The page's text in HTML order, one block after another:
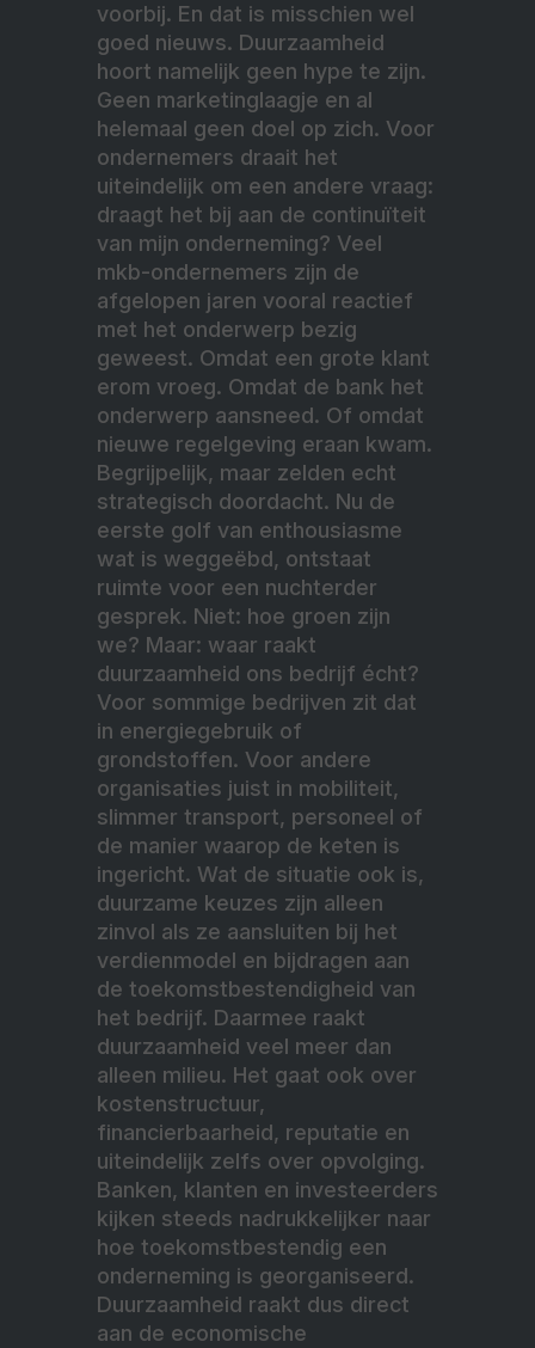
voorbij. En dat is misschien wel
goed nieuws. Duurzaamheid
hoort namelijk geen hype te zijn.
Geen marketinglaagje en al
helemaal geen doel op zich. Voor
ondernemers draait het
uiteindelijk om een andere vraag:
draagt het bij aan de continuïteit
van mijn onderneming? Veel
mkb-ondernemers zijn de
afgelopen jaren vooral reactief
met het onderwerp bezig
geweest. Omdat een grote klant
erom vroeg. Omdat de bank het
onderwerp aansneed. Of omdat
nieuwe regelgeving eraan kwam.
Begrijpelijk, maar zelden echt
strategisch doordacht. Nu de
eerste golf van enthousiasme
wat is weggeëbd, ontstaat
ruimte voor een nuchterder
gesprek. Niet: hoe groen zijn
we? Maar: waar raakt
duurzaamheid ons bedrijf écht?
Voor sommige bedrijven zit dat
in energiegebruik of
grondstoffen. Voor andere
organisaties juist in mobiliteit,
slimmer transport, personeel of
de manier waarop de keten is
ingericht. Wat de situatie ook is,
duurzame keuzes zijn alleen
zinvol als ze aansluiten bij het
verdienmodel en bijdragen aan
de toekomstbestendigheid van
het bedrijf. Daarmee raakt
duurzaamheid veel meer dan
alleen milieu. Het gaat ook over
kostenstructuur,
financierbaarheid, reputatie en
uiteindelijk zelfs over opvolging.
Banken, klanten en investeerders
kijken steeds nadrukkelijker naar
hoe toekomstbestendig een
onderneming is georganiseerd.
Duurzaamheid raakt dus direct
aan de economische